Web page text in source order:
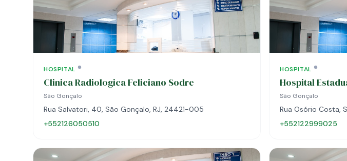
HOSPITAL
Clinica Radiologica Feliciano Sodre
São Gonçalo
Rua Salvatori, 40, São Gonçalo, RJ, 24421-005
+552126050510
HOSPITAL
Hospital
São Gonçalo
Rua Osório Costa,
+552122999025